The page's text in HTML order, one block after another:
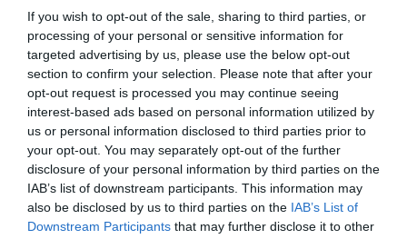
If you wish to opt-out of the sale, sharing to third parties, or
processing of your personal or sensitive information for
targeted advertising by us, please use the below opt-out
section to confirm your selection. Please note that after your
opt-out request is processed you may continue seeing
interest-based ads based on personal information utilized by
us or personal information disclosed to third parties prior to
your opt-out. You may separately opt-out of the further
disclosure of your personal information by third parties on the
IAB’s list of downstream participants. This information may
also be disclosed by us to third parties on the IAB’s List of
Downstream Participants that may further disclose it to other